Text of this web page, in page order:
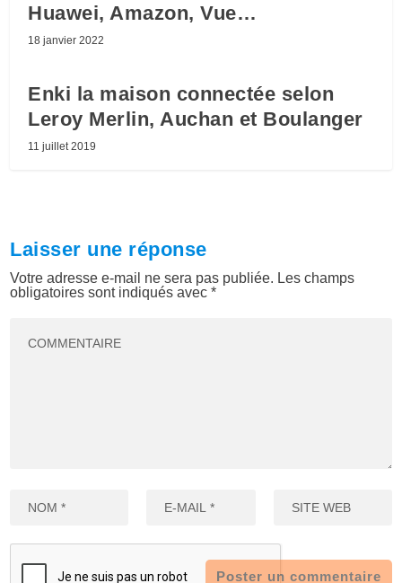
Huawei, Amazon, Vue…
18 janvier 2022
Enki la maison connectée selon
Leroy Merlin, Auchan et Boulanger
11 juillet 2019
Laisser une réponse
Votre adresse e-mail ne sera pas publiée. Les champs
obligatoires sont indiqués avec*